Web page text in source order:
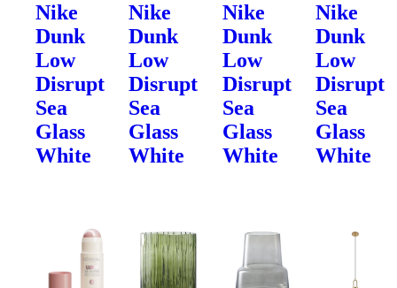
Nike
Dunk
Low
Disrupt
Sea
Glass
White
Nike
Dunk
Low
Disrupt
Sea
Glass
White
Nike
Dunk
Low
Disrupt
Sea
Glass
White
Nike
Dunk
Low
Disrupt
Sea
Glass
White